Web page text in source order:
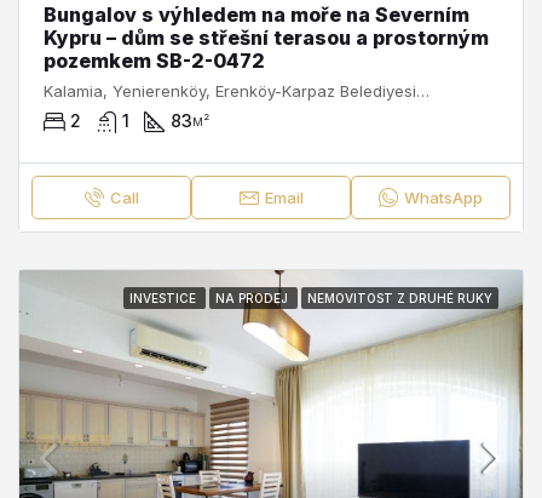
Bungalov s výhledem na moře na Severním
Kypru – dům se střešní terasou a prostorným
pozemkem SB-2-0472
Kalamia, Yenierenköy, Erenköy-Karpaz Belediyesi, İskele ilçesi, Kuzey Kıbrıs, 99950, Κύπρος - Kıbrıs
2 1 83м²
Call Email WhatsApp
INVESTICE NA PRODEJ NEMOVITOST Z DRUHÉ RUKY